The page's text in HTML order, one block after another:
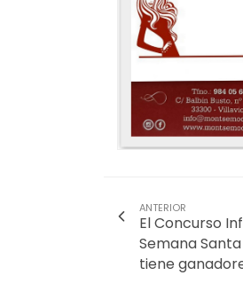
ANTERIOR
El Concurso
Semana
tiene